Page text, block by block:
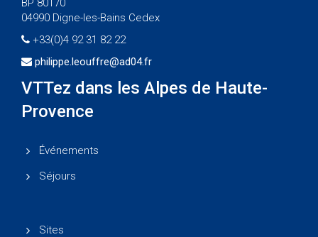
BP 80170
04990 Digne-les-Bains Cedex
+33(0)4 92 31 82 22
philippe.leouffre@ad04.fr
VTTez dans les Alpes de Haute-
Provence
Événements
Séjours
Sites